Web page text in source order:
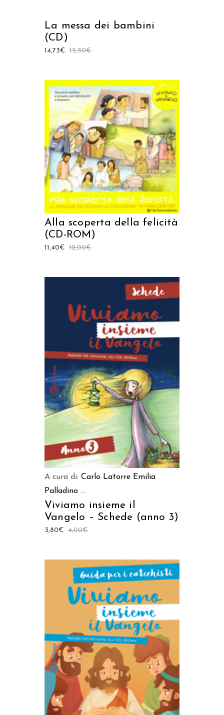
AGGIUNGI AL CARRELLO
La messa dei bambini
(CD)
15,50€
14,73€
AGGIUNGI AL CARRELLO
Alla scoperta della felicità
(CD-ROM)
12,00€
11,40€
AGGIUNGI AL CARRELLO
A cura di: Carlo Latorre Emilia
Palladino ...
Viviamo insieme il
Vangelo – Schede (anno 3)
4,00€
3,80€
AGGIUNGI AL CARRELLO